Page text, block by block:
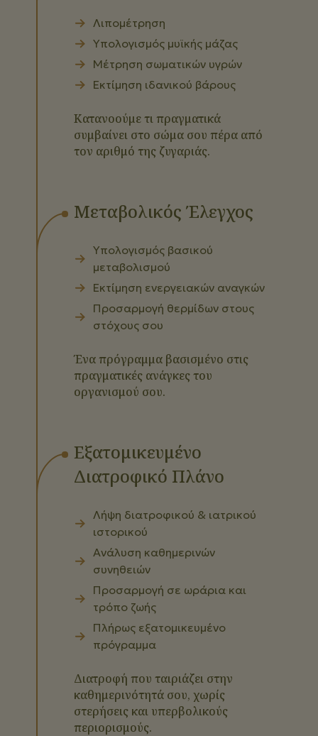
Λιπομέτρηση
Υπολογισμός μυϊκής μάζας
Μέτρηση σωματικών υγρών
Εκτίμηση ιδανικού βάρους
Κατανοούμε τι πραγματικά
συμβαίνει στο σώμα σου πέρα από
τον αριθμό της ζυγαριάς.
Μεταβολικός Έλεγχος
Υπολογισμός βασικού
μεταβολισμού
Εκτίμηση ενεργειακών αναγκών
Προσαρμογή θερμίδων στους
στόχους σου
Ένα πρόγραμμα βασισμένο στις
πραγματικές ανάγκες του
οργανισμού σου.
Εξατομικευμένο
Διατροφικό Πλάνο
Λήψη διατροφικού & ιατρικού
ιστορικού
Ανάλυση καθημερινών
συνηθειών
Προσαρμογή σε ωράρια και
τρόπο ζωής
Πλήρως εξατομικευμένο
πρόγραμμα
Διατροφή που ταιριάζει στην
καθημερινότητά σου, χωρίς
στερήσεις και υπερβολικούς
περιορισμούς.